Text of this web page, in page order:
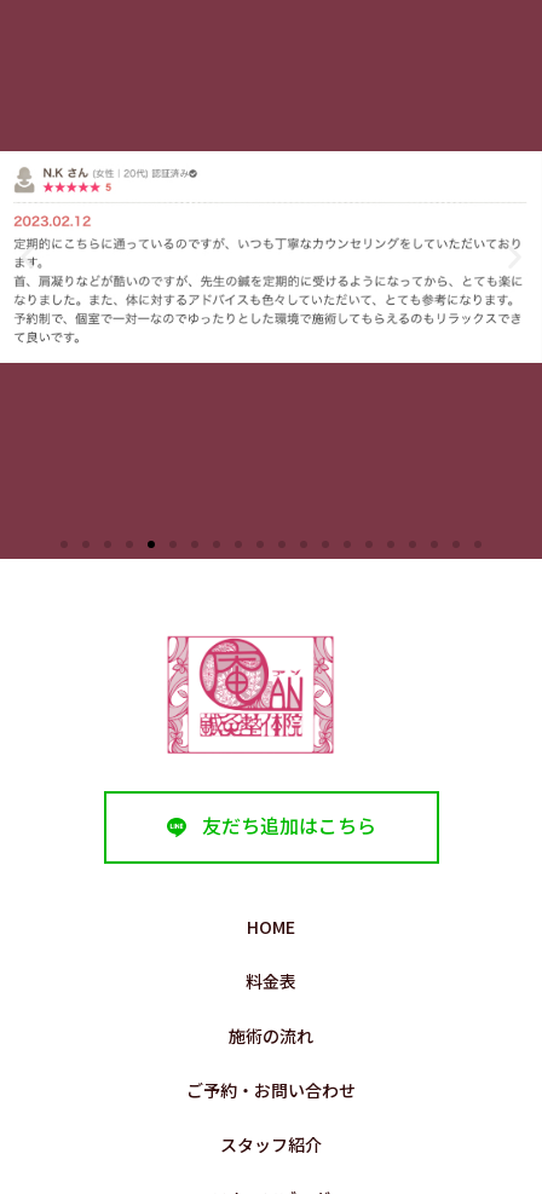
友だち追加はこちら
HOME
料金表
施術の流れ
ご予約・お問い合わせ
スタッフ紹介